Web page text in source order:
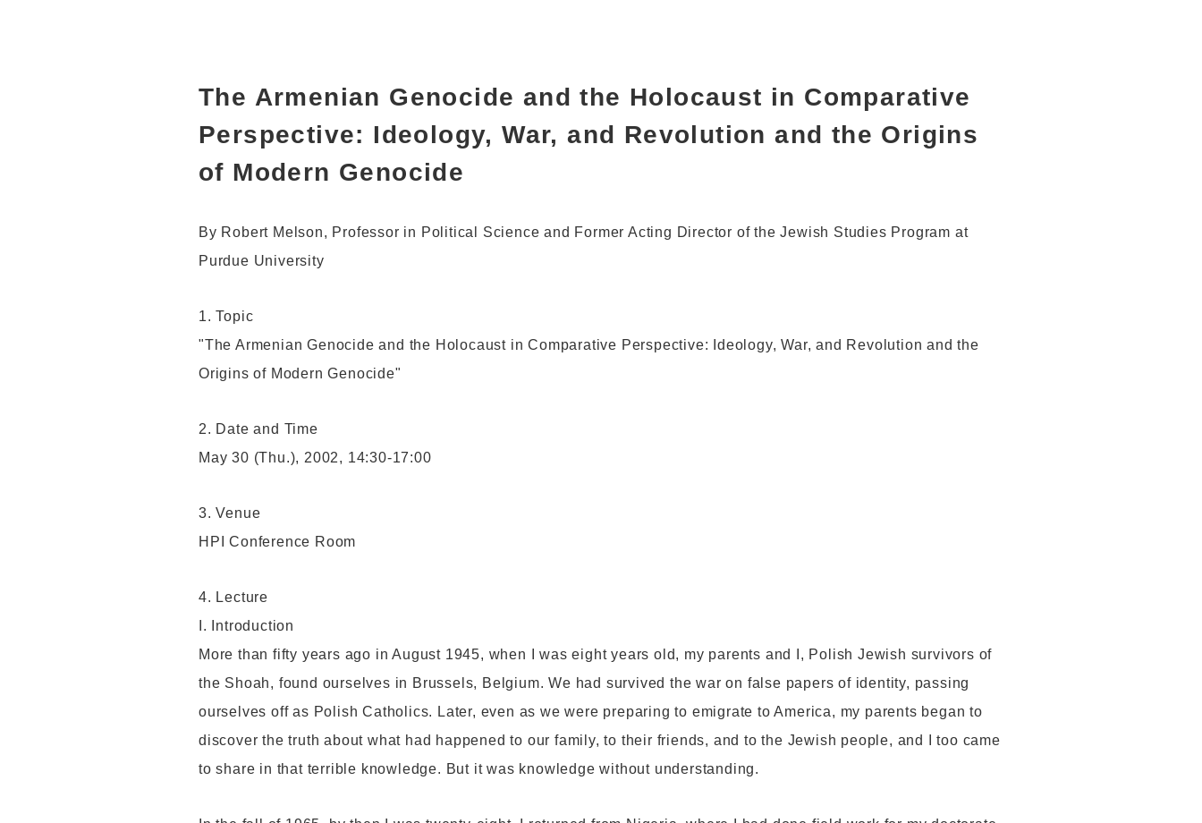
The Armenian Genocide and the Holocaust in Comparative
Perspective: Ideology, War, and Revolution and the Origins
of Modern Genocide
By Robert Melson, Professor in Political Science and Former Acting Director of the Jewish Studies Program at
Purdue University
1. Topic
"The Armenian Genocide and the Holocaust in Comparative Perspective: Ideology, War, and Revolution and the
Origins of Modern Genocide"
2. Date and Time
May 30 (Thu.), 2002, 14:30-17:00
3. Venue
HPI Conference Room
4. Lecture
I. Introduction
More than fifty years ago in August 1945, when I was eight years old, my parents and I, Polish Jewish survivors of
the Shoah, found ourselves in Brussels, Belgium. We had survived the war on false papers of identity, passing
ourselves off as Polish Catholics. Later, even as we were preparing to emigrate to America, my parents began to
discover the truth about what had happened to our family, to their friends, and to the Jewish people, and I too came
to share in that terrible knowledge. But it was knowledge without understanding.